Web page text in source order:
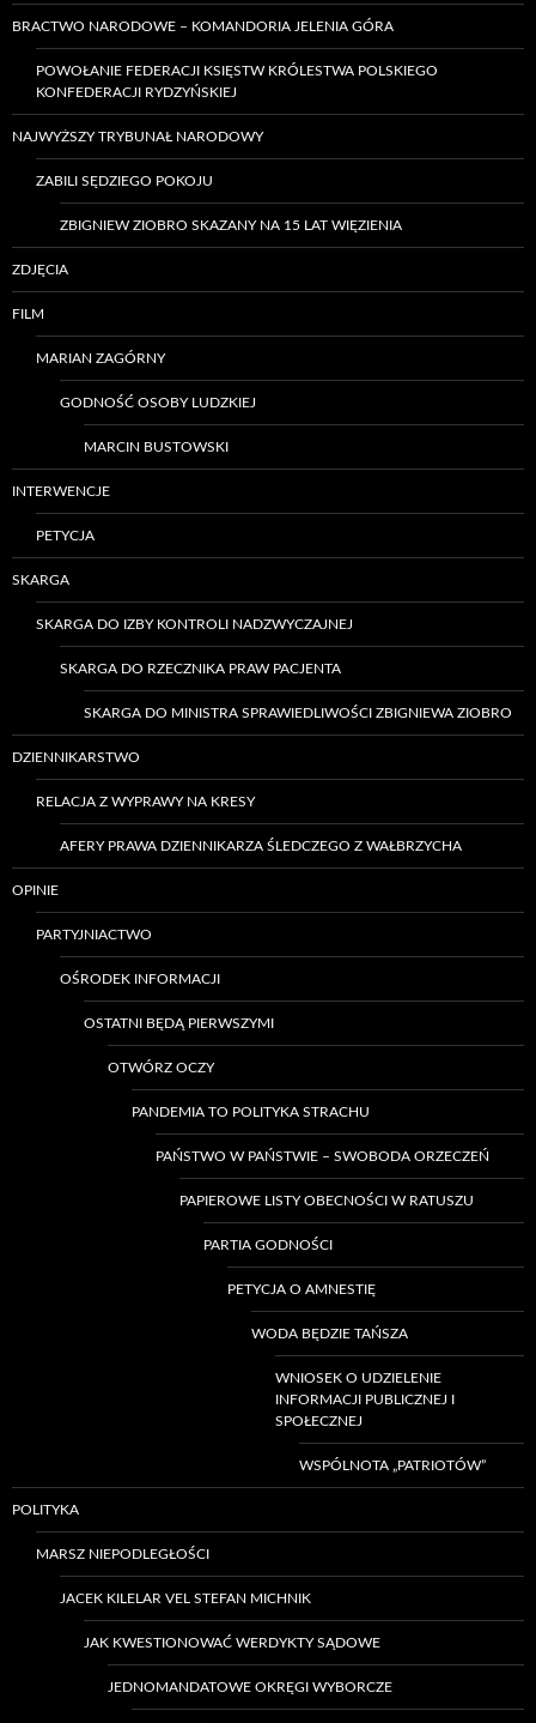
BRACTWO NARODOWE – KOMANDORIA JELENIA GÓRA
POWOŁANIE FEDERACJI KSIĘSTW KRÓLESTWA POLSKIEGO
KONFEDERACJI RYDZYŃSKIEJ
NAJWYŻSZY TRYBUNAŁ NARODOWY
ZABILI SĘDZIEGO POKOJU
ZBIGNIEW ZIOBRO SKAZANY NA 15 LAT WIĘZIENIA
ZDJĘCIA
FILM
MARIAN ZAGÓRNY
GODNOŚĆ OSOBY LUDZKIEJ
MARCIN BUSTOWSKI
INTERWENCJE
PETYCJA
SKARGA
SKARGA DO IZBY KONTROLI NADZWYCZAJNEJ
SKARGA DO RZECZNIKA PRAW PACJENTA
SKARGA DO MINISTRA SPRAWIEDLIWOŚCI ZBIGNIEWA ZIOBRO
DZIENNIKARSTWO
RELACJA Z WYPRAWY NA KRESY
AFERY PRAWA DZIENNIKARZA ŚLEDCZEGO Z WAŁBRZYCHA
OPINIE
PARTYJNIACTWO
OŚRODEK INFORMACJI
OSTATNI BĘDĄ PIERWSZYMI
OTWÓRZ OCZY
PANDEMIA TO POLITYKA STRACHU
PAŃSTWO W PAŃSTWIE – SWOBODA ORZECZEŃ
PAPIEROWE LISTY OBECNOŚCI W RATUSZU
PARTIA GODNOŚCI
PETYCJA O AMNESTIĘ
WODA BĘDZIE TAŃSZA
WNIOSEK O UDZIELENIE
INFORMACJI PUBLICZNEJ I
SPOŁECZNEJ
WSPÓLNOTA „PATRIOTÓW”
POLITYKA
MARSZ NIEPODLEGŁOŚCI
JACEK KILELAR VEL STEFAN MICHNIK
JAK KWESTIONOWAĆ WERDYKTY SĄDOWE
JEDNOMANDATOWE OKRĘGI WYBORCZE